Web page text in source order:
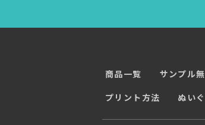
商品一覧 サンプル
プリント方法
ぬい